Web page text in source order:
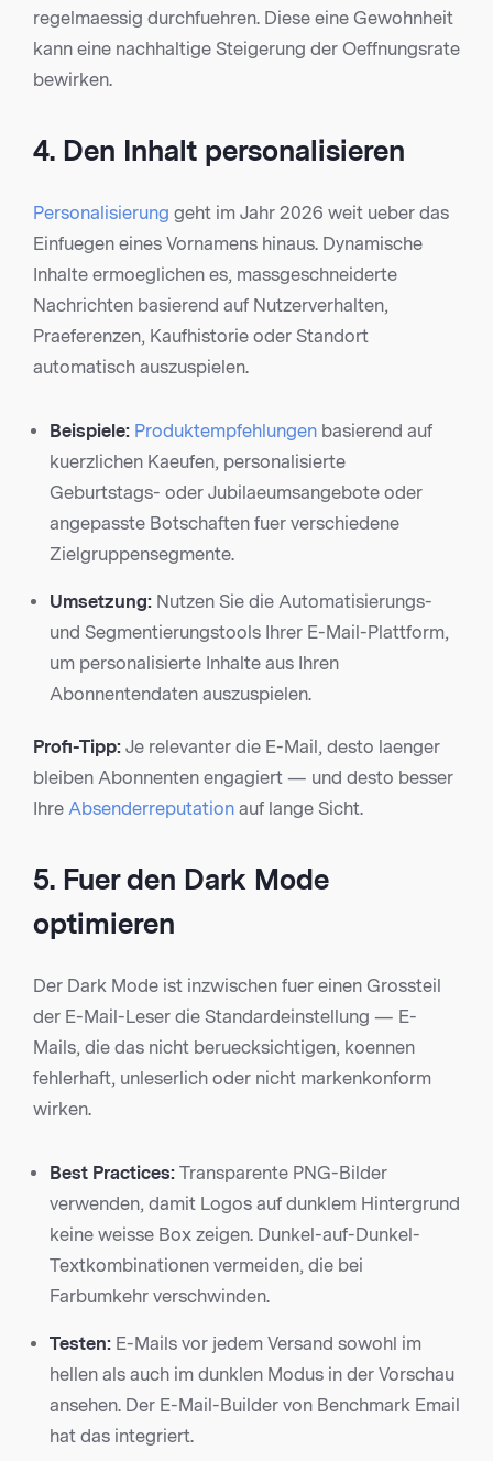
regelmaessig durchfuehren. Diese eine Gewohnheit
kann eine nachhaltige Steigerung der Oeffnungsrate
bewirken.
4. Den Inhalt personalisieren
Personalisierung geht im Jahr 2026 weit ueber das
Einfuegen eines Vornamens hinaus. Dynamische
Inhalte ermoeglichen es, massgeschneiderte
Nachrichten basierend auf Nutzerverhalten,
Praeferenzen, Kaufhistorie oder Standort
automatisch auszuspielen.
Beispiele: Produktempfehlungen basierend auf
kuerzlichen Kaeufen, personalisierte
Geburtstags- oder Jubilaeumsangebote oder
angepasste Botschaften fuer verschiedene
Zielgruppensegmente.
Umsetzung: Nutzen Sie die Automatisierungs-
und Segmentierungstools Ihrer E-Mail-Plattform,
um personalisierte Inhalte aus Ihren
Abonnentendaten auszuspielen.
Profi-Tipp: Je relevanter die E-Mail, desto laenger
bleiben Abonnenten engagiert — und desto besser
Ihre Absenderreputation auf lange Sicht.
5. Fuer den Dark Mode
optimieren
Der Dark Mode ist inzwischen fuer einen Grossteil
der E-Mail-Leser die Standardeinstellung — E-
Mails, die das nicht beruecksichtigen, koennen
fehlerhaft, unleserlich oder nicht markenkonform
wirken.
Best Practices: Transparente PNG-Bilder
verwenden, damit Logos auf dunklem Hintergrund
keine weisse Box zeigen. Dunkel-auf-Dunkel-
Textkombinationen vermeiden, die bei
Farbumkehr verschwinden.
Testen: E-Mails vor jedem Versand sowohl im
hellen als auch im dunklen Modus in der Vorschau
ansehen. Der E-Mail-Builder von Benchmark Email
hat das integriert.